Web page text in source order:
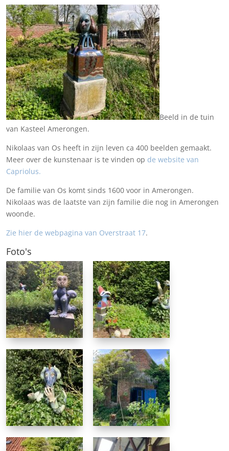
Beeld in de tuin
van Kasteel Amerongen.
Nikolaas van Os heeft in zijn leven ca 400 beelden gemaakt.
Meer over de kunstenaar is te vinden op de website van
Capriolus.
De familie van Os komt sinds 1600 voor in Amerongen.
Nikolaas was de laatste van zijn familie die nog in Amerongen
woonde.
Zie hier de webpagina van Overstraat 17.
Foto's